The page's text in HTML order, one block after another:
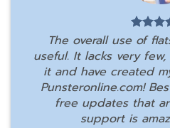
The overall use of
useful. It lacks very
it and have created
Punsteronline.com!
free updates that
support is